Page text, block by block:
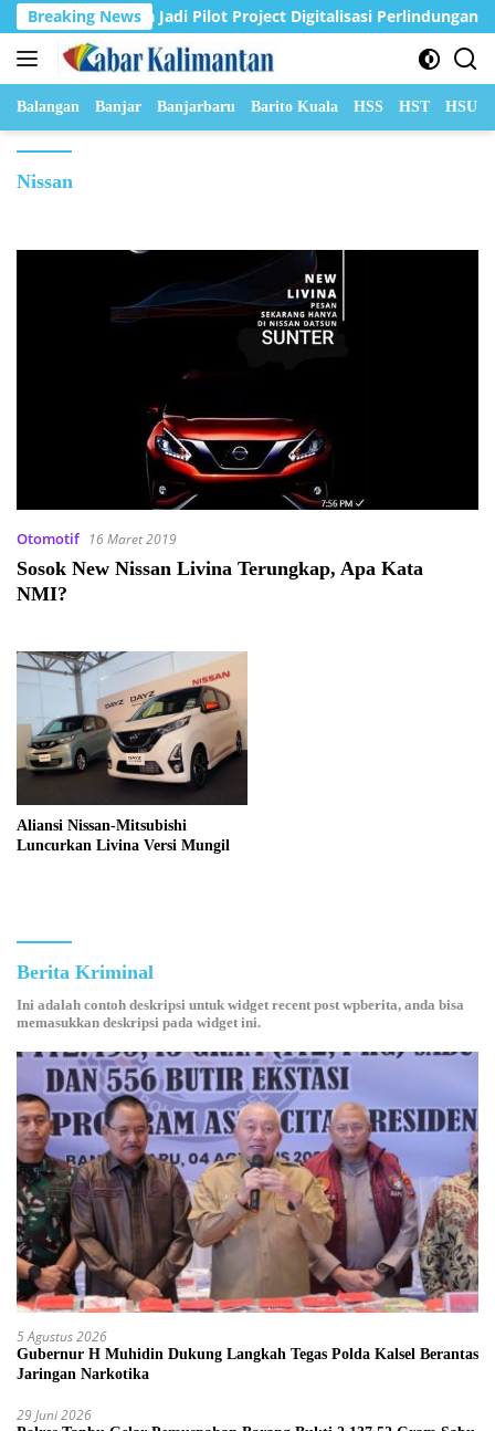
Langsung
ke
konten
Breaking News
Dipercaya Jadi Pilot Project Digitalisasi Perlindungan Sosial
Balangan Banjar Banjarbaru Barito Kuala HSS HST HSU
Nissan
Otomotif 16 Maret 2019
Sosok New Nissan Livina Terungkap, Apa Kata
NMI?
Aliansi Nissan-Mitsubishi
Luncurkan Livina Versi Mungil
Berita Kriminal
Ini adalah contoh deskripsi untuk widget recent post wpberita, anda bisa
memasukkan deskripsi pada widget ini.
5 Agustus 2026
Gubernur H Muhidin Dukung Langkah Tegas Polda Kalsel Berantas
Jaringan Narkotika
29 Juni 2026